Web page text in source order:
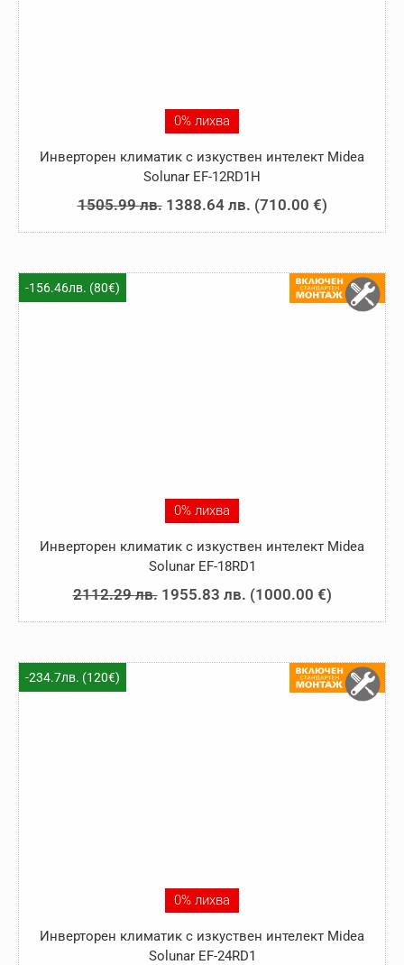
0% лихва
Инверторен климатик с изкуствен интелект Midea
Solunar EF-12RD1H
1505.99лв. Original
price
1388.64 лв.Текущата
цена
1388.64 лв..
(710.00 €)
-156.46лв. (80€)
0% лихва
Инверторен климатик с изкуствен интелект Midea
Solunar EF-18RD1
2112.29лв. Original
price
1955.83 лв.Текущата
цена
1955.83 лв..
(1000.00 €)
-234.7лв. (120€)
0% лихва
Инверторен климатик с изкуствен интелект Midea
Solunar EF-24RD1